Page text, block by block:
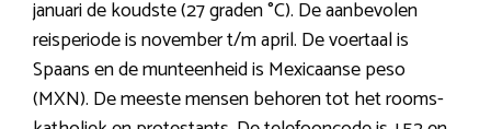
januari de koudste (27 graden °C). De aanbevolen
reisperiode is november t/m april. De voertaal is
Spaans en de munteenheid is Mexicaanse peso
(MXN). De meeste mensen behoren tot het rooms-